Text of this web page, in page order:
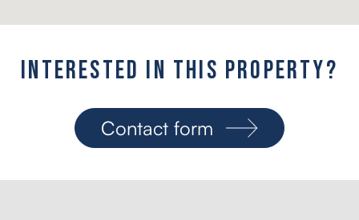
Interested in this property?
Contact form